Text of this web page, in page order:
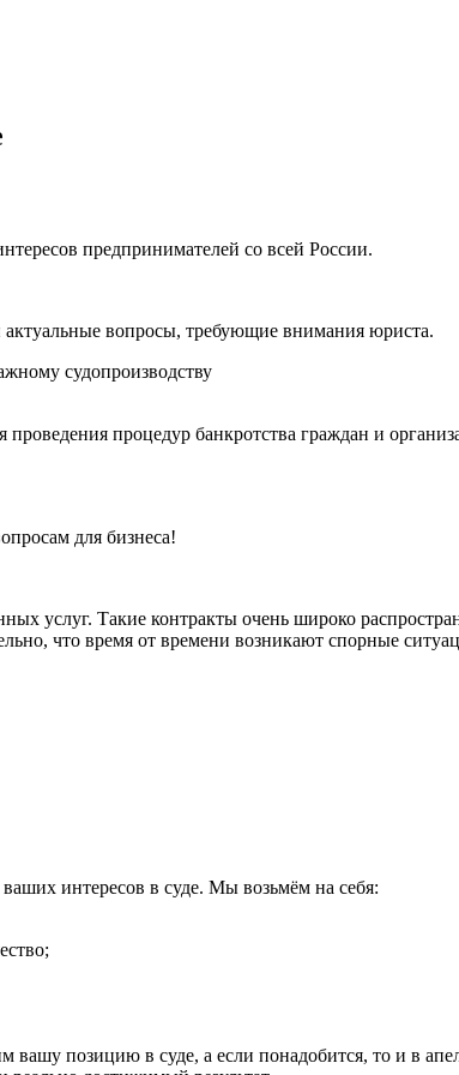
предпринимателей со всей России.
вопросы, требующие внимания юриста.
судопроизводству
процедур банкротства граждан и
для бизнеса!
услуг. Такие контракты очень широко
что время от времени возникают спорные
интересов в суде. Мы возьмём на себя:
вашу позицию в суде, а если понадобится, то и в